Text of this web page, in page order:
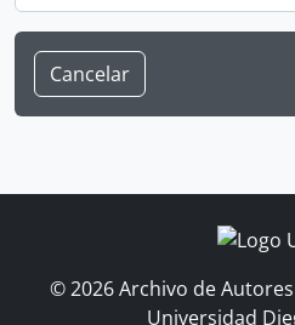
Cancelar
© 2026 Archivo de Autores
Universidad